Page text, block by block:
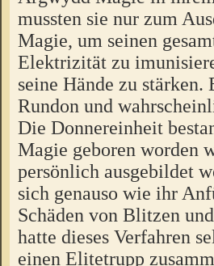
mussten sie nur zum
Magie, um seinen
Elektrizität zu
seine Hände zu
Rundon und
Die Donnereinheit
Magie geboren worden
persönlich ausgebildet
sich genauso wie ihr
Schäden von Blitzen
hatte dieses Verfahren
einen Elitetrupp